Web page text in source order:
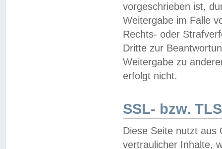
vorgeschrieben ist,
Weitergabe im Falle
Rechts- oder
Dritte zur
Weitergabe zu
erfolgt nicht.
SSL- bzw.
Diese Seite nutzt aus
vertraulicher Inhalte,